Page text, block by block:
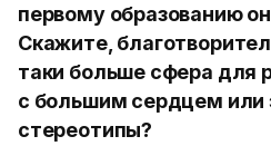
первому образованию
Скажите,
таки больше сфера для
с большим сердцем или
стереотипы?